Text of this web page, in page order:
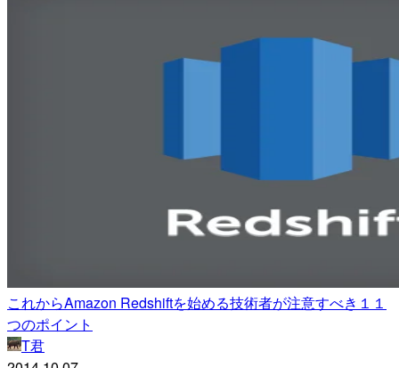
これからAmazon Redshiftを始める技術者が注意すべき１１
つのポイント
T君